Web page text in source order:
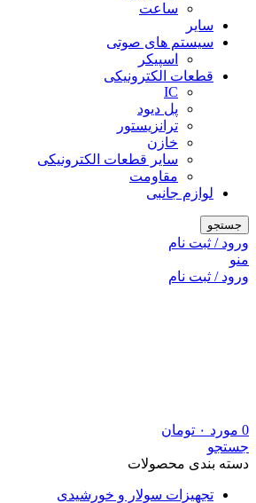
ساعت
سایر
سیستم های صوتی
اسپیکر
قطعات الکترونیکی
IC
پل دیود
ترانزیستور
خازن
سایر قطعات الکترونیکی
مقاومت
لوازم جانبی
جستجو
ورود / ثبت نام
منو
ورود / ثبت نام
0 مورد ۰ تومان
جستجو
دسته بندی محصولات
تجهیزات سولار و خورشیدی